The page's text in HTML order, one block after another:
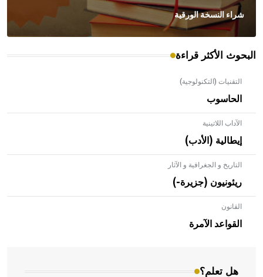
شراء النسخة الورقية
البحوث الأكثر قراءة
التقنيات (التكنولوجية)
الحاسوب
الآداب اللاتينية
إيطالية (الأدب)
التاريخ و الجغرافية و الآثار
ريئونيون (جزيرة-)
القانون
القواعد الآمرة
هل تعلم؟
- هل تعلم أن الأبلق نوع من الفنون الهندسية التي ارتبطت
بالعمارة الإسلامية في بلاد الشام ومصر خاصة، حيث يحرص
المعمار على بناء مداميكه وخاصة في الواجهات